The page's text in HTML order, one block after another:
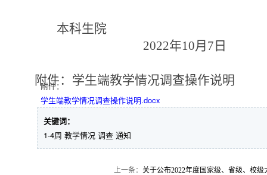
本科生院
2022年10月7日
附件：学生端教学情况调查操作说明
附件：
学生端教学情况调查操作说明.docx
关键词：
1-4周 教学情况 调查 通知
上一条： 关于公布2022年度国家级、省级、校